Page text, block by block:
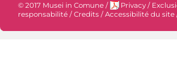
© 2017 Musei in Comune / Privacy /
responsabilité / Credits / Accessibilité du site